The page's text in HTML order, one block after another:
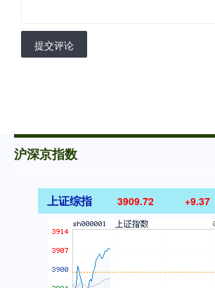
提交评论
沪深京指数
上证综指 3909.72 +9.37